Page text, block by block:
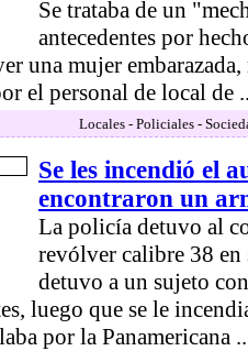
Se trataba de un
antecedentes por
una mujer
el personal de local de
Locales - Policiales -
Se les incendió el
encontraron un
La policía detuvo al
revólver calibre 38
detuvo a un sujeto
luego que se le
por la Panamericana